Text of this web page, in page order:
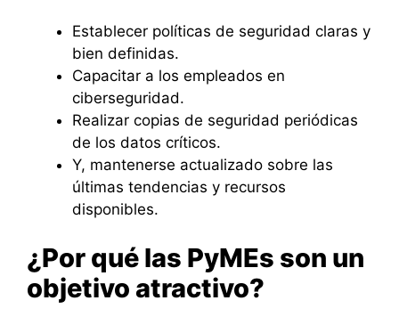
Establecer políticas de seguridad claras y
bien definidas.
Capacitar a los empleados en
ciberseguridad.
Realizar copias de seguridad periódicas
de los datos críticos.
Y, mantenerse actualizado sobre las
últimas tendencias y recursos
disponibles.
¿Por qué las PyMEs son un
objetivo atractivo?